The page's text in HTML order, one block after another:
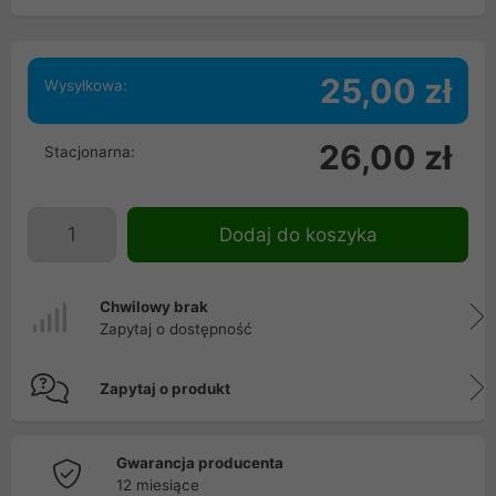
Wysyłkowa: 25,00 zł
Stacjonarna: 26,00 zł
Dodaj do koszyka
Chwilowy brak
Zapytaj o dostępność
Zapytaj o produkt
Gwarancja producenta
12 miesiące